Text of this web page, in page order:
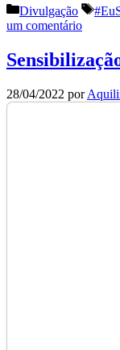
Categorias
Divulgação
um comentário
28/04/2022 por